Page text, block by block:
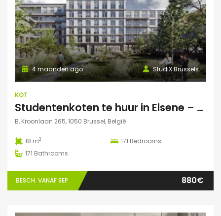
StudiX Brussels
4 maanden ago
KOT
Studentenkoten te huur in Elsene – Residentie StudiX
B, Kroonlaan 265, 1050 Brussel, België
18 m2 171 Bedrooms
171 Bathrooms
BESCH. VANAF SEP. 880€